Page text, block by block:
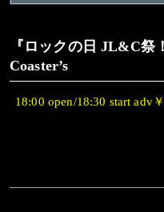
『ロックの日 JL&C祭
Coaster’s
18:00 open/18:30 start adv